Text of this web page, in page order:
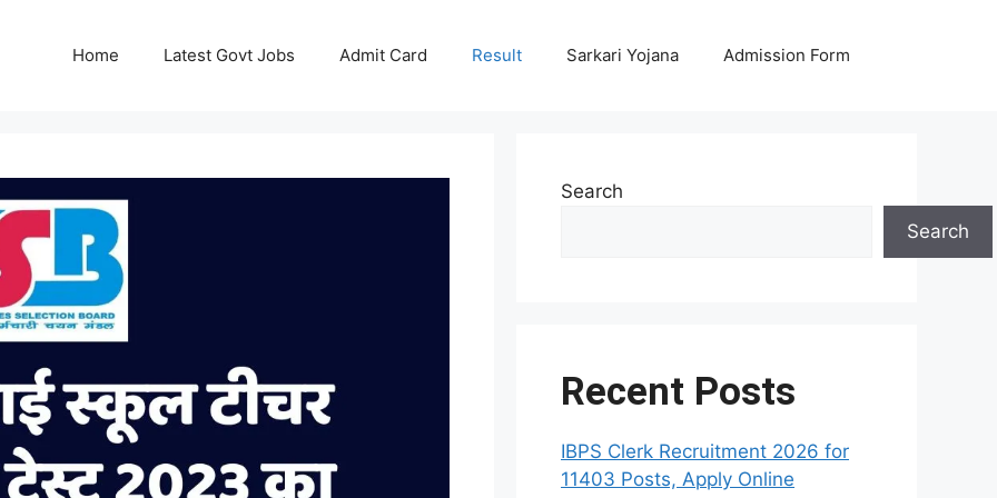
Home Latest Govt Jobs Admit Card Result Sarkari Yojana Admission Form
Search
Search
Recent Posts
IBPS Clerk Recruitment 2026 for
11403 Posts, Apply Online